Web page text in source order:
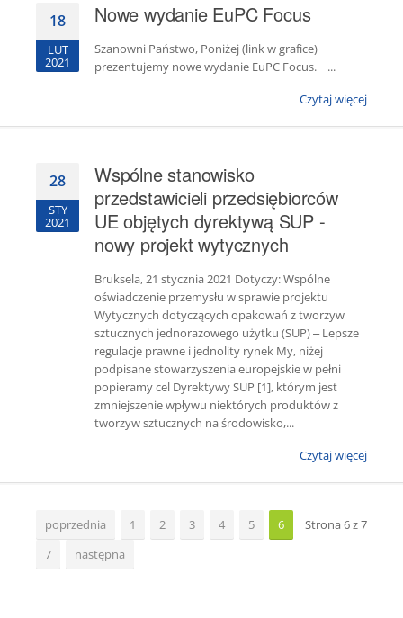
18
LUT
2021
Nowe wydanie EuPC Focus
Szanowni Państwo, Poniżej (link w grafice)
prezentujemy nowe wydanie EuPC Focus. ...
Czytaj więcej
28
STY
2021
Wspólne stanowisko
przedstawicieli przedsiębiorców
UE objętych dyrektywą SUP -
nowy projekt wytycznych
Bruksela, 21 stycznia 2021 Dotyczy: Wspólne
oświadczenie przemysłu w sprawie projektu
Wytycznych dotyczących opakowań z tworzyw
sztucznych jednorazowego użytku (SUP) – Lepsze
regulacje prawne i jednolity rynek My, niżej
podpisane stowarzyszenia europejskie w pełni
popieramy cel Dyrektywy SUP [1], którym jest
zmniejszenie wpływu niektórych produktów z
tworzyw sztucznych na środowisko,...
Czytaj więcej
Strona 6 z 7
poprzednia 1 2 3 4 5
6
7
następna